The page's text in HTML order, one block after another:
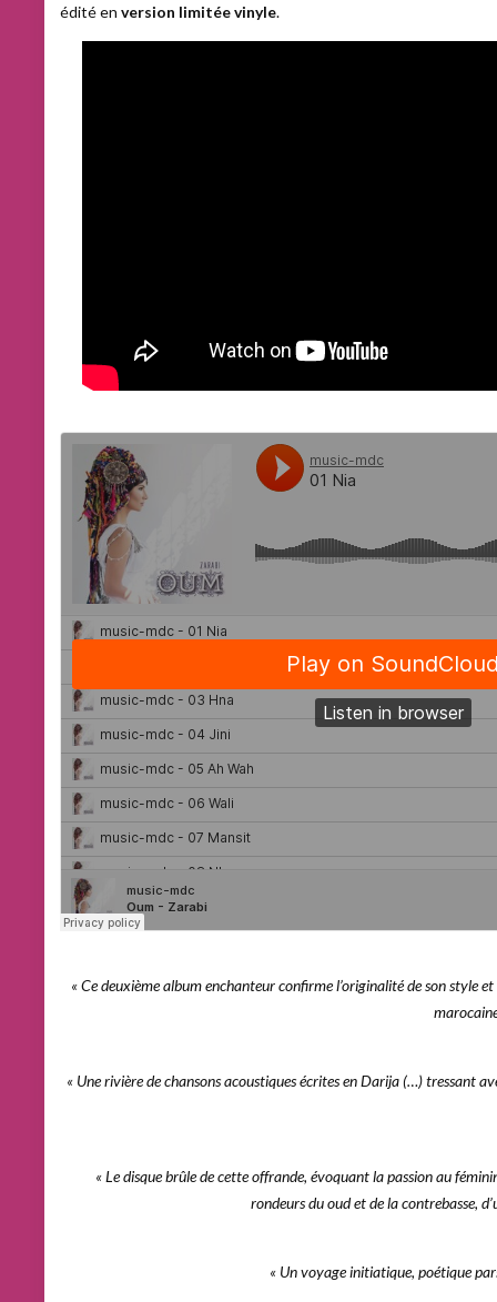
édité en version limitée vinyle.
« Ce deuxième album enchanteur confirme l’originalité de son style
« Une rivière de chansons acoustiques écrites en Darija (…) tressant
« Le disque brûle de cette offrande, évoquant la passion au
rondeurs du oud et de la contrebasse,
« Un voyage initiatique, poétique